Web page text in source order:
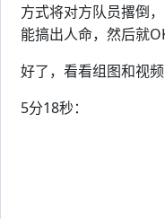
方式将对方队员撂倒
能搞出人命，然后就
好了，看看组图和视频
5分18秒：